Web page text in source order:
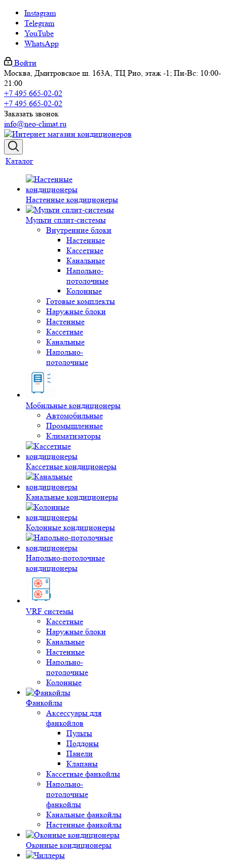
Instagram
Telegram
YouTube
WhatsApp
Войти
Москва, Дмитровское ш. 163А, ТЦ Рио, этаж -1; Пн-Вс: 10:00-
21:00
+7 495 665-02-02
+7 495 665-02-02
Заказать звонок
info@neo-climat.ru
Каталог
Настенные кондиционеры
Мульти сплит-системы
Внутренние блоки
Настенные
Кассетные
Канальные
Напольно-
потолочные
Колонные
Готовые комплекты
Наружные блоки
Настенные
Кассетные
Канальные
Напольно-
потолочные
Мобильные кондиционеры
Автомобильные
Промышленные
Климатизаторы
Кассетные кондиционеры
Канальные кондиционеры
Колонные кондиционеры
Напольно-потолочные
кондиционеры
VRF системы
Кассетные
Наружные блоки
Канальные
Настенные
Напольно-
потолочные
Колонные
Фанкойлы
Аксессуары для
фанкойлов
Пульты
Поддоны
Панели
Клапаны
Кассетные фанкойлы
Напольно-
потолочные
фанкойлы
Канальные фанкойлы
Настенные фанкойлы
Оконные кондиционеры